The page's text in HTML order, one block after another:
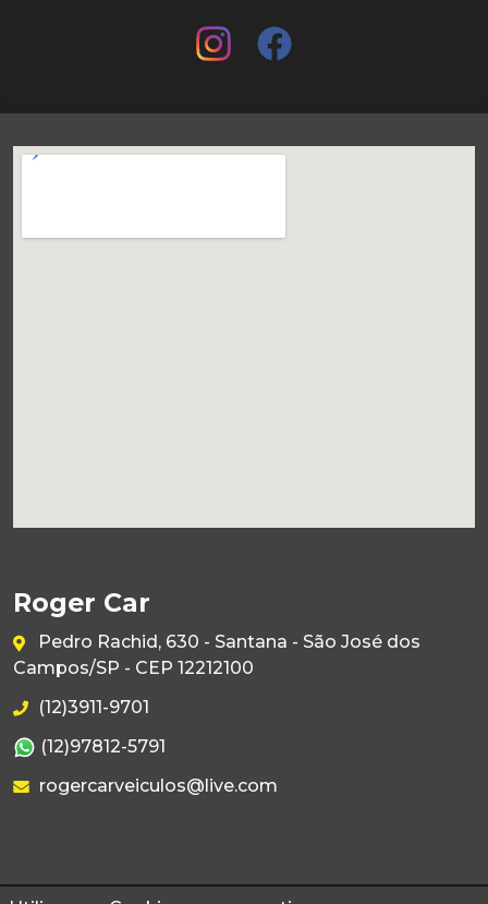
Roger Car
Pedro Rachid, 630 - Santana - São José dos
Campos/SP - CEP 12212100
(12)3911-9701
(12)97812-5791
rogercarveiculos@live.com